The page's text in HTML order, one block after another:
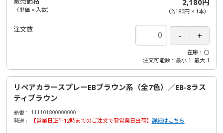
（単価 × 入数） （2,180円× 1本）
注文数
在庫
〇
注文可能数
最小 1 最大 1
リペアカラースプレーEBブラウン系（全7色）／EB-8ラス
ティブラウン
品番
111101800000000
発送
【営業日正午12時までのご注文で翌営業日出荷】 詳細はこちら